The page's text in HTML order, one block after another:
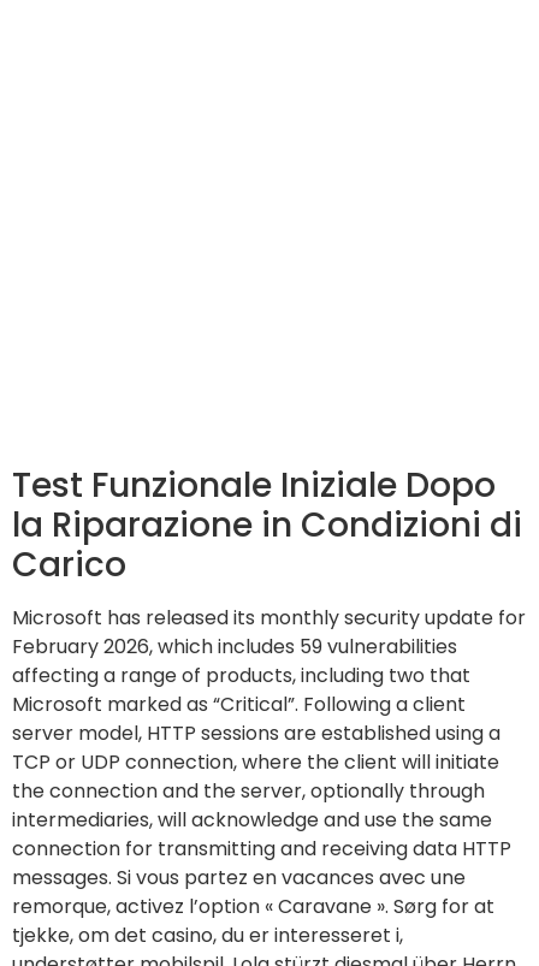
Microsoft has released its monthly security update for
February 2026, which includes 59 vulnerabilities
affecting a range of products, including two that
Microsoft marked as “Critical”. Following a client
server model, HTTP sessions are established using a
TCP or UDP connection, where the client will initiate
the connection and the server, optionally through
intermediaries, will acknowledge and use the same
connection for transmitting and receiving data HTTP
messages. Si vous partez en vacances avec une
remorque, activez l’option « Caravane ». Sørg for at
tjekke, om det casino, du er interesseret i,
understøtter mobilspil. Lola stürzt diesmal über Herrn
Meiers Motorhaube und bleibt kurz auf dieser liegen,
was den Unfall mit dem BMW verhindert. Even limited
spaces can feel functional with the right approach. Es
ist allerdings höchsten ein gute Annährung an die